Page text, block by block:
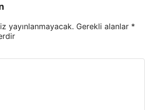
yayınlanmayacak. Gerekli alanlar *